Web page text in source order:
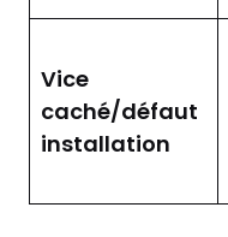
Vice
caché/défaut
installation